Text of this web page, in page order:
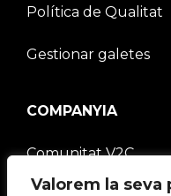
Valorem la seva
Política de Qualitat
Gestionar galetes
COMPANYIA
Comunitat V2C